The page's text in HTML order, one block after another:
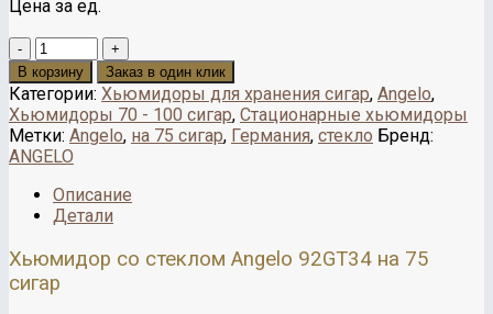
Цена за ед.
Количество
В корзину Заказ в один клик
Категории: Хьюмидоры для хранения сигар, Angelo,
Хьюмидоры 70 - 100 сигар, Стационарные хьюмидоры
Метки: Angelo, на 75 сигар, Германия, стекло Бренд:
ANGELO
Описание
Детали
Хьюмидор со стеклом Angelo 92GT34 на 75
сигар